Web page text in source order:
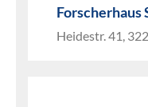
Forscherhaus
Heidestr. 41,